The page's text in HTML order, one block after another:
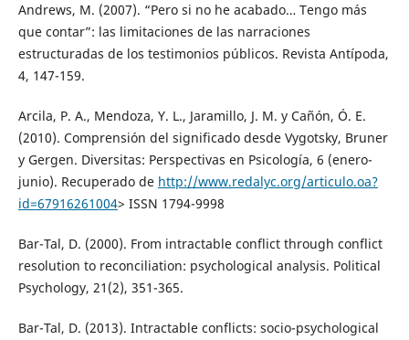
Andrews, M. (2007). “Pero si no he acabado… Tengo más
que contar”: las limitaciones de las narraciones
estructuradas de los testimonios públicos. Revista Antípoda,
4, 147-159.
Arcila, P. A., Mendoza, Y. L., Jaramillo, J. M. y Cañón, Ó. E.
(2010). Comprensión del significado desde Vygotsky, Bruner
y Gergen. Diversitas: Perspectivas en Psicología, 6 (enero-
junio). Recuperado de http://www.redalyc.org/articulo.oa?
id=67916261004> ISSN 1794-9998
Bar-Tal, D. (2000). From intractable conflict through conflict
resolution to reconciliation: psychological analysis. Political
Psychology, 21(2), 351-365.
Bar-Tal, D. (2013). Intractable conflicts: socio-psychological